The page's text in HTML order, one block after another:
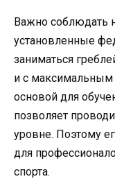
Важно соблюдать
установленные
заниматься
и с максимальным
основой для
позволяет
уровне. Поэтому
для
спорта.